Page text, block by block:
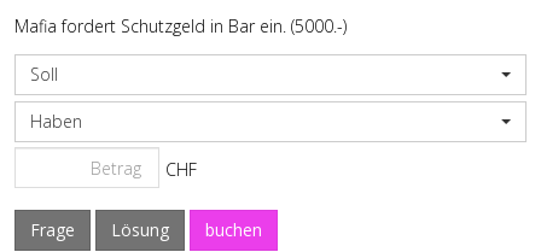
Mafia fordert Schutzgeld in Bar ein. (5000.-)
Soll
Haben
CHF
Frage Lösung buchen